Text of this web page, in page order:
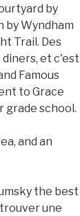
by
by Wyndham
Trail. Des
diners, et c'est
Famous
to Grace
grade school.
and an
the best
une